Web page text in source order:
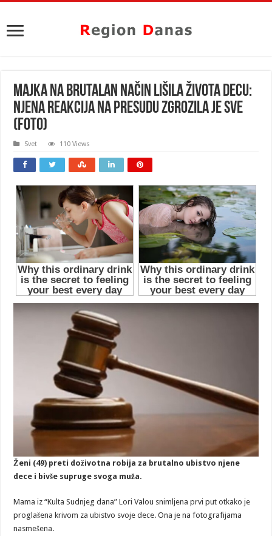
MAJKA NA BRUTALAN NAČIN LIŠILA ŽIVOTA DECU:
Njena reakcija na presudu ZGROZILA je sve
(FOTO)
Svet 110 Views
Ženi (49) preti doživotna robija za brutalno ubistvo njene
dece i bivše supruge svoga muža.
Mama iz “Kulta Sudnjeg dana” Lori Valou snimljena prvi put otkako je
proglašena krivom za ubistvo svoje dece. Ona je na fotografijama
nasmešena.